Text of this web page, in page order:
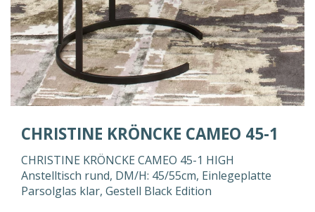
CHRISTINE KRÖNCKE CAMEO 45-1
CHRISTINE KRÖNCKE CAMEO 45-1 HIGH
Anstelltisch rund, DM/H: 45/55cm, Einlegeplatte
Parsolglas klar, Gestell Black Edition